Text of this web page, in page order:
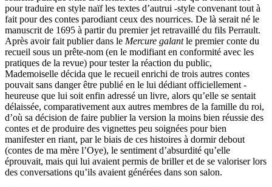
pour traduire en style naïf les textes d’autrui -style convenant tout à
fait pour des contes parodiant ceux des nourrices. De là serait né le
manuscrit de 1695 à partir du premier jet retravaillé du fils Perrault.
Après avoir fait publier dans le Mercure galantle premier conte du
recueil sous un prête-nom (en le modifiant en conformité avec les
pratiques de la revue) pour tester la réaction du public,
Mademoiselle décida que le recueil enrichi de trois autres contes
pouvait sans danger être publié en le lui dédiant officiellement -
heureuse que lui soit enfin adressé un livre, alors qu’elle se sentait
délaissée, comparativement aux autres membres de la famille du roi,
d’où sa décision de faire publier la version la moins bien réussie des
contes et de produire des vignettes peu soignées pour bien
manifester en riant, par le biais de ces histoires à dormir debout
(contes de ma mère l’Oye), le sentiment d’absur­dité qu’elle
éprouvait, mais qui lui avaient permis de briller et de se valoriser lors
des conversations qu’ils avaient générées dans son salon.